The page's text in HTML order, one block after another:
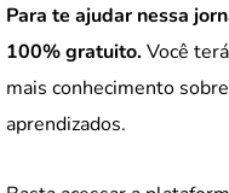
Para te ajudar nessa
100% gratuito.Você
mais conhecimento
aprendizados.